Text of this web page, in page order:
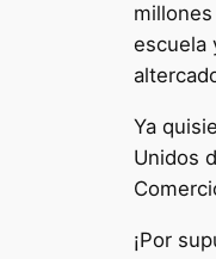
escuela
Ya
Unidos
¡Por